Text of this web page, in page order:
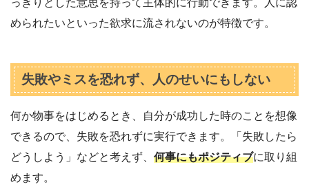
っきりとした意思を持って主体的に行動できます。人に認
められたいといった欲求に流されないのが特徴です。
失敗やミスを恐れず、人のせいにもしない
何か物事をはじめるとき、自分が成功した時のことを想像
できるので、失敗を恐れずに実行できます。「失敗したら
どうしよう」などと考えず、 何事にもポジティブに取り組
めます。